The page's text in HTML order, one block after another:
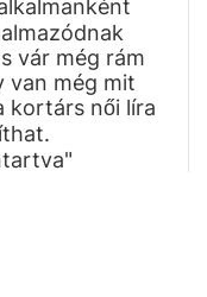
vár még rám
van még mit
kortárs női líra